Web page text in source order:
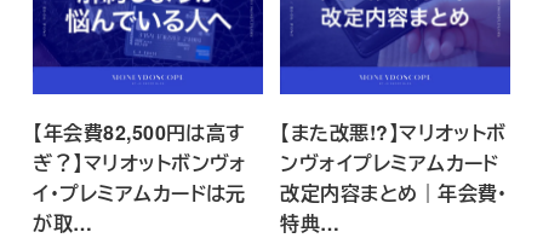
【年会費82,500円は高す
ぎ？】マリオットボンヴォ
イ・プレミアムカードは元
が取…
【また改悪!?】マリオットボ
ンヴォイプレミアムカード
改定内容まとめ｜年会費・
特典…